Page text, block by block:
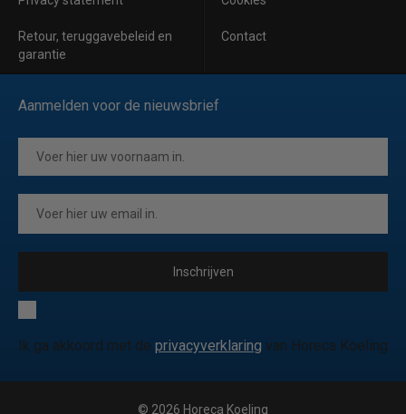
Retour, teruggavebeleid en
garantie
Contact
Aanmelden voor de nieuwsbrief
Inschrijven
Ik ga akkoord met de privacyverklaring van Horeca Koeling
© 2026 Horeca Koeling